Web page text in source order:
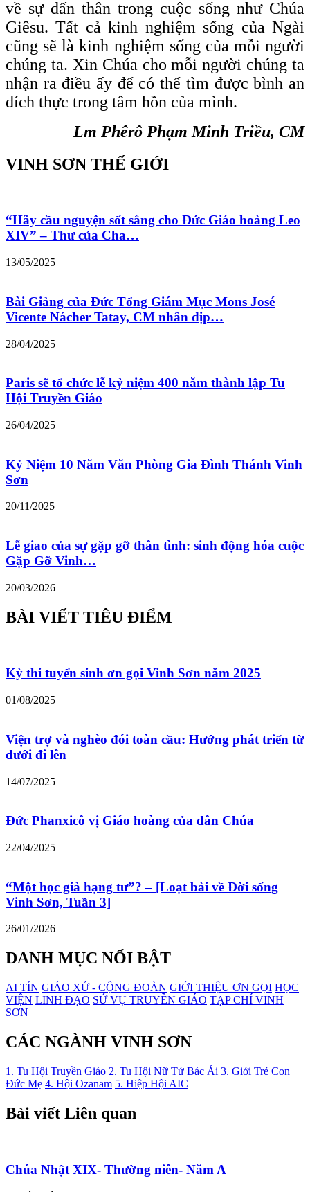
về sự dấn thân trong cuộc sống như Chúa
Giêsu. Tất cả kinh nghiệm sống của Ngài
cũng sẽ là kinh nghiệm sống của mỗi người
chúng ta. Xin Chúa cho mỗi người chúng ta
nhận ra điều ấy để có thể tìm được bình an
đích thực trong tâm hồn của mình.
Lm Phêrô Phạm Minh Triều, CM
VINH SƠN THẾ GIỚI
“Hãy cầu nguyện sốt sắng cho Đức Giáo hoàng Leo
XIV” – Thư của Cha…
13/05/2025
Bài Giảng của Đức Tổng Giám Mục Mons José
Vicente Nácher Tatay, CM nhân dịp…
28/04/2025
Paris sẽ tổ chức lễ kỷ niệm 400 năm thành lập Tu
Hội Truyền Giáo
26/04/2025
Kỷ Niệm 10 Năm Văn Phòng Gia Đình Thánh Vinh
Sơn
20/11/2025
Lễ giao của sự gặp gỡ thân tình: sinh động hóa cuộc
Gặp Gỡ Vinh…
20/03/2026
BÀI VIẾT TIÊU ĐIỂM
Kỳ thi tuyển sinh ơn gọi Vinh Sơn năm 2025
01/08/2025
Viện trợ và nghèo đói toàn cầu: Hướng phát triển từ
dưới đi lên
14/07/2025
Đức Phanxicô vị Giáo hoàng của dân Chúa
22/04/2025
“Một học giả hạng tư”? – [Loạt bài về Đời sống
Vinh Sơn, Tuần 3]
26/01/2026
DANH MỤC NỔI BẬT
AI TÍN GIÁO XỨ - CỘNG ĐOÀN GIỚI THIỆU ƠN GỌI HỌC
VIỆN LINH ĐẠO SỨ VỤ TRUYỀN GIÁO TẠP CHÍ VINH
SƠN
CÁC NGÀNH VINH SƠN
1. Tu Hội Truyền Giáo 2. Tu Hội Nữ Tử Bác Ái 3. Giới Trẻ Con
Đức Mẹ 4. Hội Ozanam 5. Hiệp Hội AIC
Bài viết Liên quan
Chúa Nhật XIX- Thường niên- Năm A